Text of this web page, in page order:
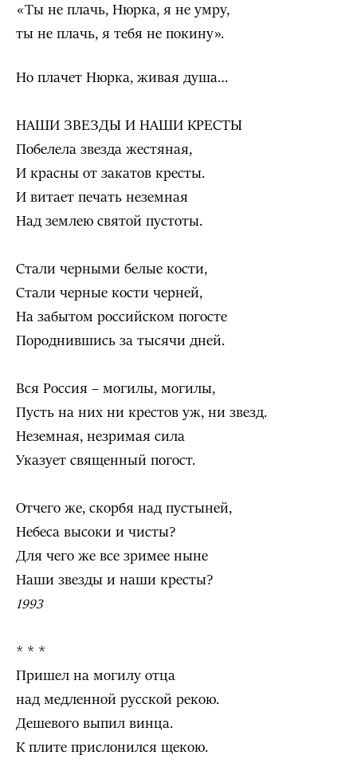
«Ты не плачь, Нюрка, я не умру,
ты не плачь, я тебя не покину».
Но плачет Нюрка, живая душа…
НАШИ ЗВЕЗДЫ И НАШИ КРЕСТЫ
Побелела звезда жестяная,
И красны от закатов кресты.
И витает печать неземная
Над землею святой пустоты.
Стали черными белые кости,
Стали черные кости черней,
На забытом российском погосте
Породнившись за тысячи дней.
Вся Россия – могилы, могилы,
Пусть на них ни крестов уж, ни звезд.
Неземная, незримая сила
Указует священный погост.
Отчего же, скорбя над пустыней,
Небеса высоки и чисты?
Для чего же все зримее ныне
Наши звезды и наши кресты?
1993
* * *
Пришел на могилу отца
над медленной русской рекою.
Дешевого выпил винца.
К плите прислонился щекою.